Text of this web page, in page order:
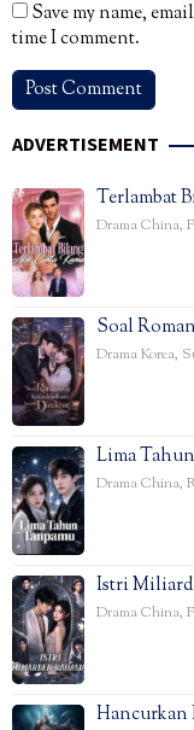
Save my name,
time I comment.
ADVERTISEMENT
Terlambat
Drama China,
Soal
Drama Korea,
Lima
Drama China,
Istri
Drama China,
Hancurkan